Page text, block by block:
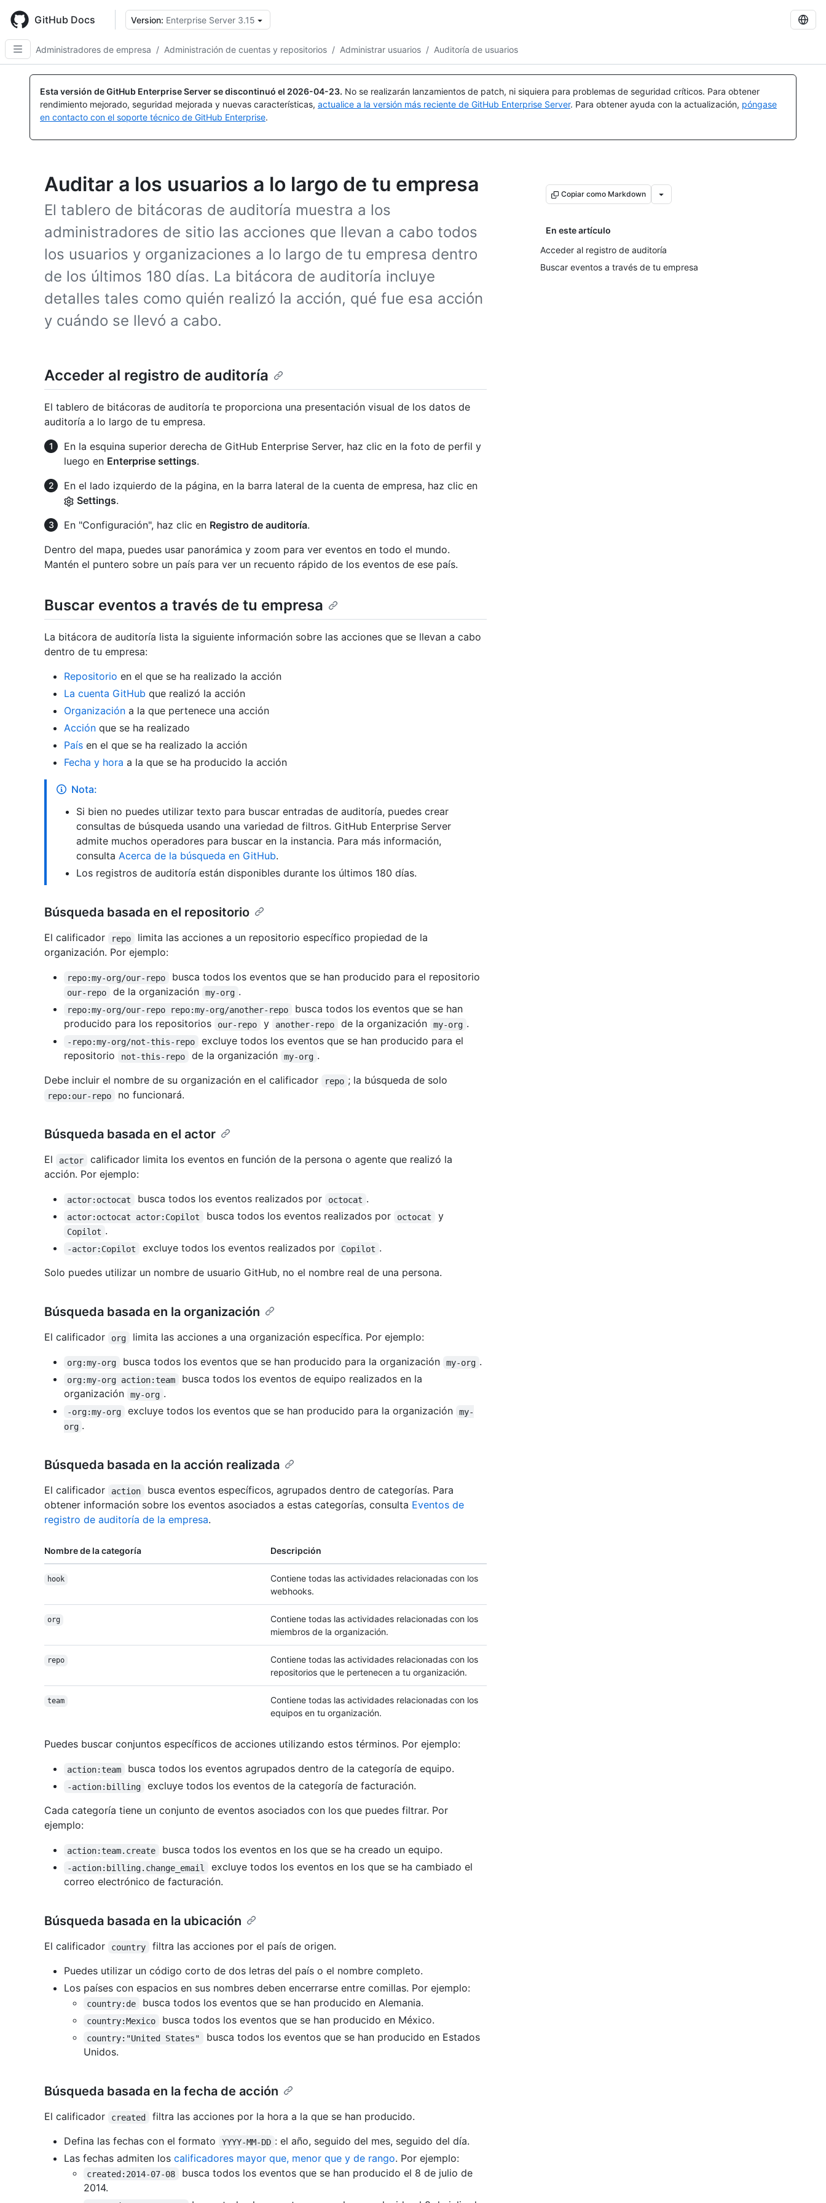
main
content
GitHub Docs Version: Enterprise Server 3.15
Administradores de empresa / Administración de cuentas y repositorios / Administrar usuarios / Auditoría de usuarios
Esta versión de GitHub Enterprise Server se discontinuó el 2026-04-23. No se realizarán lanzamientos de patch, ni siquiera para problemas de seguridad críticos. Para obtener
rendimiento mejorado, seguridad mejorada y nuevas características, actualice a la versión más reciente de GitHub Enterprise Server. Para obtener ayuda con la actualización, póngase
en contacto con el soporte técnico de GitHub Enterprise.
Auditar a los usuarios a lo largo de tu empresa
El tablero de bitácoras de auditoría muestra a los
administradores de sitio las acciones que llevan a cabo todos
los usuarios y organizaciones a lo largo de tu empresa dentro
de los últimos 180 días. La bitácora de auditoría incluye
detalles tales como quién realizó la acción, qué fue esa acción
y cuándo se llevó a cabo.
Copiar como Markdown
En este artículo
Acceder al registro de auditoría
Buscar eventos a través de tu empresa
Acceder al registro de auditoría
El tablero de bitácoras de auditoría te proporciona una presentación visual de los datos de
auditoría a lo largo de tu empresa.
En la esquina superior derecha de GitHub Enterprise Server, haz clic en la foto de perfil y
luego en Enterprise settings.
En el lado izquierdo de la página, en la barra lateral de la cuenta de empresa, haz clic en
Settings.
En "Configuración", haz clic en Registro de auditoría.
Dentro del mapa, puedes usar panorámica y zoom para ver eventos en todo el mundo.
Mantén el puntero sobre un país para ver un recuento rápido de los eventos de ese país.
Buscar eventos a través de tu empresa
La bitácora de auditoría lista la siguiente información sobre las acciones que se llevan a cabo
dentro de tu empresa:
Repositorio en el que se ha realizado la acción
La cuenta GitHub que realizó la acción
Organización a la que pertenece una acción
Acción que se ha realizado
País en el que se ha realizado la acción
Fecha y hora a la que se ha producido la acción
Nota:
Si bien no puedes utilizar texto para buscar entradas de auditoría, puedes crear
consultas de búsqueda usando una variedad de filtros. GitHub Enterprise Server
admite muchos operadores para buscar en la instancia. Para más información,
consulta Acerca de la búsqueda en GitHub.
Los registros de auditoría están disponibles durante los últimos 180 días.
Búsqueda basada en el repositorio
El calificador repo
limita las acciones a un repositorio específico propiedad de la
organización. Por ejemplo:
repo:my-org/our-repo busca todos los eventos que se han producido para el repositorio
our-repo de la organización my-org .
repo:my-org/our-repo repo:my-org/another-repo
busca todos los eventos que se han
producido para los repositorios
our-repo y another-repo de la organización my-org .
-repo:my-org/not-this-repo
excluye todos los eventos que se han producido para el
repositorio
not-this-repo de la organización my-org .
Debe incluir el nombre de su organización en el calificador
repo ; la búsqueda de solo
repo:our-repo no funcionará.
Búsqueda basada en el actor
El actor
calificador limita los eventos en función de la persona o agente que realizó la
acción. Por ejemplo:
actor:octocat busca todos los eventos realizados por octocat .
actor:octocat actor:Copilot busca todos los eventos realizados por octocat y
Copilot .
-actor:Copilot excluye todos los eventos realizados por Copilot .
Solo puedes utilizar un nombre de usuario GitHub, no el nombre real de una persona.
Búsqueda basada en la organización
El calificador org limita las acciones a una organización específica. Por ejemplo:
org:my-org busca todos los eventos que se han producido para la organización my-org .
org:my-org action:team
busca todos los eventos de equipo realizados en la
organización
my-org .
-org:my-org excluye todos los eventos que se han producido para la organización
my-
org .
Búsqueda basada en la acción realizada
El calificador action
busca eventos específicos, agrupados dentro de categorías. Para
obtener información sobre los eventos asociados a estas categorías, consulta Eventos de
registro de auditoría de la empresa.
Nombre de la categoría Descripción
hook
Contiene todas las actividades relacionadas con los
webhooks.
org
Contiene todas las actividades relacionadas con los
miembros de la organización.
repo
Contiene todas las actividades relacionadas con los
repositorios que le pertenecen a tu organización.
team
Contiene todas las actividades relacionadas con los
equipos en tu organización.
Puedes buscar conjuntos específicos de acciones utilizando estos términos. Por ejemplo:
action:team busca todos los eventos agrupados dentro de la categoría de equipo.
-action:billing
excluye todos los eventos de la categoría de facturación.
Cada categoría tiene un conjunto de eventos asociados con los que puedes filtrar. Por
ejemplo:
action:team.create busca todos los eventos en los que se ha creado un equipo.
-action:billing.change_email
excluye todos los eventos en los que se ha cambiado el
correo electrónico de facturación.
Búsqueda basada en la ubicación
El calificador country
filtra las acciones por el país de origen.
Puedes utilizar un código corto de dos letras del país o el nombre completo.
Los países con espacios en sus nombres deben encerrarse entre comillas. Por ejemplo:
country:de busca todos los eventos que se han producido en Alemania.
country:Mexico busca todos los eventos que se han producido en México.
country:"United States"
busca todos los eventos que se han producido en Estados
Unidos.
Búsqueda basada en la fecha de acción
El calificador created
filtra las acciones por la hora a la que se han producido.
Defina las fechas con el formato
YYYY-MM-DD : el año, seguido del mes, seguido del día.
Las fechas admiten los calificadores mayor que, menor que y de rango. Por ejemplo:
created:2014-07-08
busca todos los eventos que se han producido el 8 de julio de
2014.